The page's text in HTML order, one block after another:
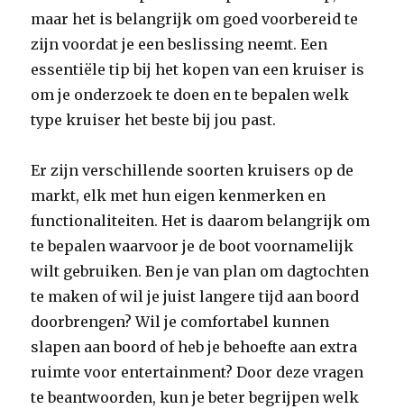
maar het is belangrijk om goed voorbereid te
zijn voordat je een beslissing neemt. Een
essentiële tip bij het kopen van een kruiser is
om je onderzoek te doen en te bepalen welk
type kruiser het beste bij jou past.
Er zijn verschillende soorten kruisers op de
markt, elk met hun eigen kenmerken en
functionaliteiten. Het is daarom belangrijk om
te bepalen waarvoor je de boot voornamelijk
wilt gebruiken. Ben je van plan om dagtochten
te maken of wil je juist langere tijd aan boord
doorbrengen? Wil je comfortabel kunnen
slapen aan boord of heb je behoefte aan extra
ruimte voor entertainment? Door deze vragen
te beantwoorden, kun je beter begrijpen welk